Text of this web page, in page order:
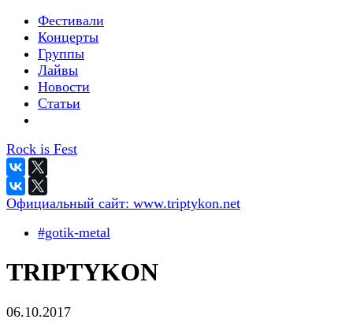
Фестивали
Концерты
Группы
Лайвы
Новости
Статьи
Rock is Fest
Официальный сайт: www.triptykon.net
#gotik-metal
TRIPTYKON
06.10.2017